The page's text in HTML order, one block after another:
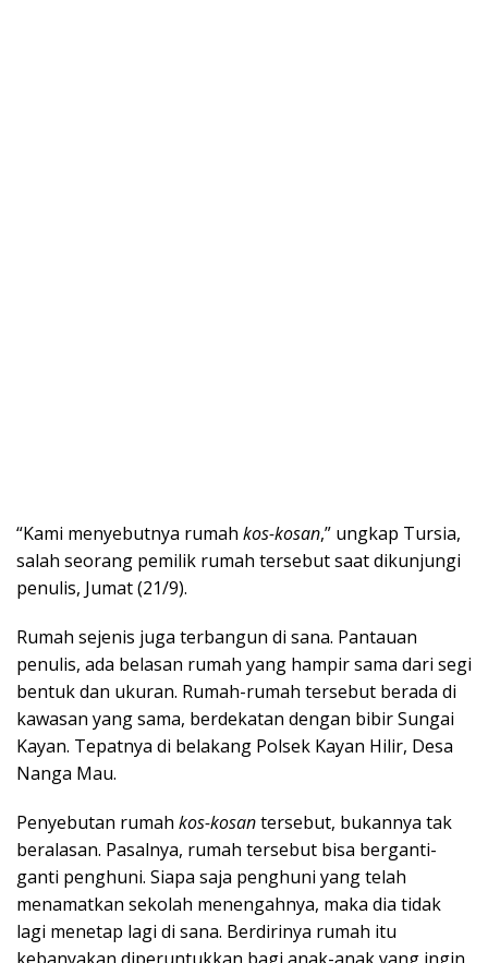
“Kami menyebutnya rumah kos-kosan,” ungkap Tursia,
salah seorang pemilik rumah tersebut saat dikunjungi
penulis, Jumat (21/9).
Rumah sejenis juga terbangun di sana. Pantauan
penulis, ada belasan rumah yang hampir sama dari segi
bentuk dan ukuran. Rumah-rumah tersebut berada di
kawasan yang sama, berdekatan dengan bibir Sungai
Kayan. Tepatnya di belakang Polsek Kayan Hilir, Desa
Nanga Mau.
Penyebutan rumah kos-kosantersebut, bukannya tak
beralasan. Pasalnya, rumah tersebut bisa berganti-
ganti penghuni. Siapa saja penghuni yang telah
menamatkan sekolah menengahnya, maka dia tidak
lagi menetap lagi di sana. Berdirinya rumah itu